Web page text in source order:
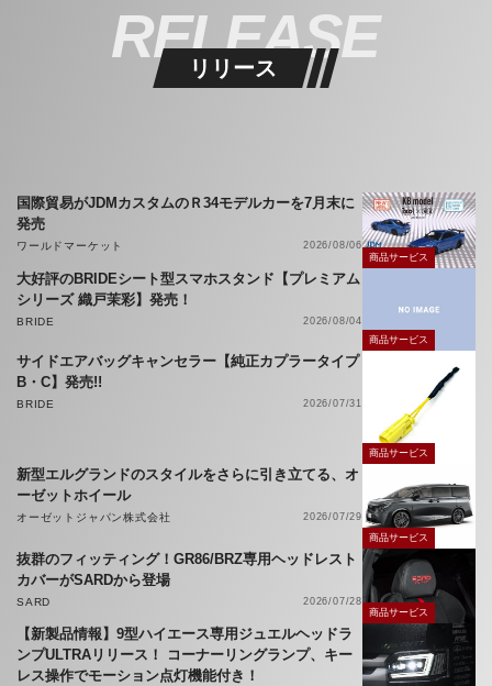
RELEASE
リリース
国際貿易がJDMカスタムのＲ34モデルカーを7月末に
発売
ワールドマーケット
2026/08/06
商品サービス
大好評のBRIDEシート型スマホスタンド【プレミアム
シリーズ 織戸茉彩】発売！
BRIDE
2026/08/04
商品サービス
サイドエアバッグキャンセラー【純正カプラータイプ
B・C】発売!!
BRIDE 2026/07/31
商品サービス
新型エルグランドのスタイルをさらに引き立てる、オ
ーゼットホイール
オーゼットジャパン株式会社
2026/07/29
商品サービス
抜群のフィッティング！GR86/BRZ専用ヘッドレスト
カバーがSARDから登場
SARD
2026/07/28
商品サービス
【新製品情報】9型ハイエース専用ジュエルヘッドラ
ンプULTRAリリース！ コーナーリングランプ、キー
レス操作でモーション点灯機能付き！